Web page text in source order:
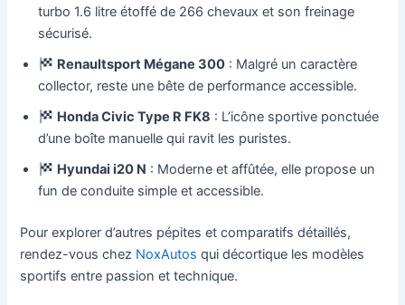
turbo 1.6 litre étoffé de 266 chevaux et son freinage
sécurisé.
Renaultsport Mégane 300 : Malgré un caractère
collector, reste une bête de performance accessible.
Honda Civic Type R FK8 : L’icône sportive ponctuée
d’une boîte manuelle qui ravit les puristes.
Hyundai i20 N : Moderne et affûtée, elle propose un
fun de conduite simple et accessible.
Pour explorer d’autres pépites et comparatifs détaillés,
rendez-vous chez NoxAutos qui décortique les modèles
sportifs entre passion et technique.